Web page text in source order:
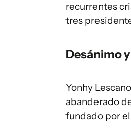
recurrentes
tres
Desánimo
Yonhy
abanderado
fundado por